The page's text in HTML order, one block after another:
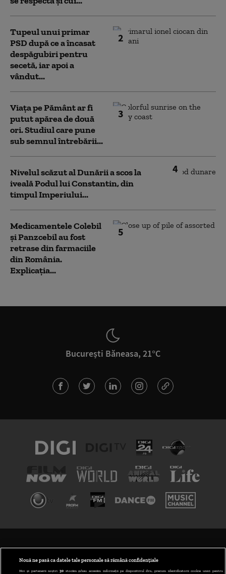
2
Tupeul unui primar
PSD după ce a încasat
despăgubiri pentru
secetă, iar apoi a
vândut...
3
Viața pe Pământ ar fi
putut apărea de două
ori. Studiul care pune
sub semnul întrebării...
4
Nivelul scăzut al Dunării a scos la
iveală Podul lui Constantin, din
timpul Imperiului...
5
Medicamentele Colebil
și Panzcebil au fost
retrase din farmaciile
din România.
Explicația...
București Băneasa, 21°C
Nouă ne pasă ca datele tale personale să rămână confidențiale
Noi și partenerii noștri 30stocăm și/sau accesăm informații pe dispozitivul dvs., precum identificatorii cookie unici pentru